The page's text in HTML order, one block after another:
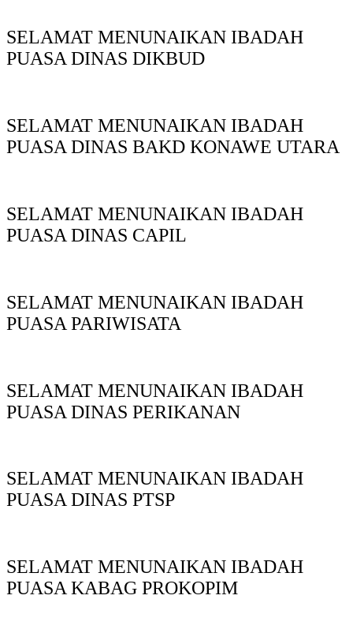
SELAMAT MENUNAIKAN IBADAH
PUASA DINAS DIKBUD
SELAMAT MENUNAIKAN IBADAH
PUASA DINAS BAKD KONAWE UTARA
SELAMAT MENUNAIKAN IBADAH
PUASA DINAS CAPIL
SELAMAT MENUNAIKAN IBADAH
PUASA PARIWISATA
SELAMAT MENUNAIKAN IBADAH
PUASA DINAS PERIKANAN
SELAMAT MENUNAIKAN IBADAH
PUASA DINAS PTSP
SELAMAT MENUNAIKAN IBADAH
PUASA KABAG PROKOPIM